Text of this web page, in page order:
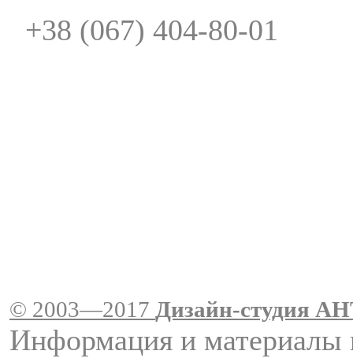
+38 (067) 404-80-01
© 2003—2017 Дизайн-студия
Информация и материалы